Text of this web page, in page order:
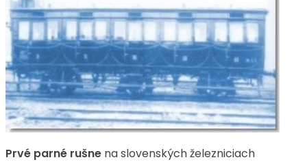
Prvé parné rušne na slovenských železniciach